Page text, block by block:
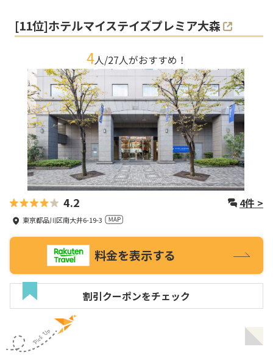
[11位]ホテルマイステイズプレミア大森
4人/27人がおすすめ！
4.2 4件 >
東京都品川区南大井6-19-3
料金を表示する
割引クーポンをチェック